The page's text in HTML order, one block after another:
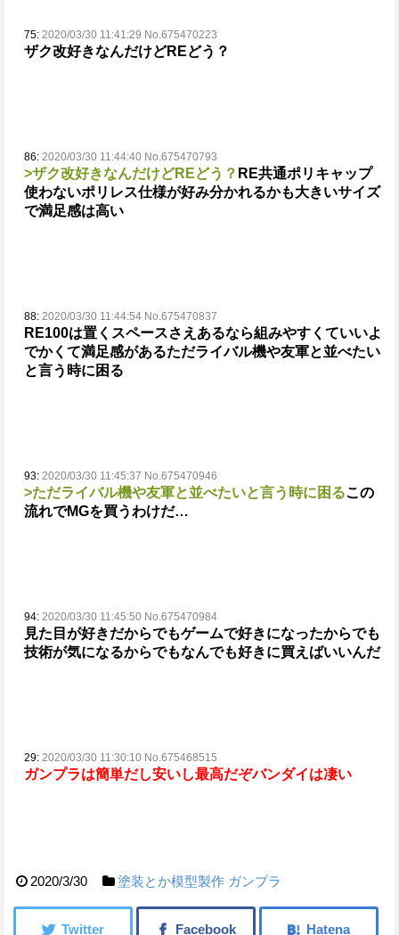
75: 2020/03/30 11:41:29 No.675470223
ザク改好きなんだけどREどう？
86: 2020/03/30 11:44:40 No.675470793
>ザク改好きなんだけどREどう？ RE共通ポリキャップ
使わないポリレス仕様が好み分かれるかも大きいサイズ
で満足感は高い
88: 2020/03/30 11:44:54 No.675470837
RE100は置くスペースさえあるなら組みやすくていいよ
でかくて満足感があるただライバル機や友軍と並べたい
と言う時に困る
93: 2020/03/30 11:45:37 No.675470946
>ただライバル機や友軍と並べたいと言う時に困るこの
流れでMGを買うわけだ…
94: 2020/03/30 11:45:50 No.675470984
見た目が好きだからでもゲームで好きになったからでも
技術が気になるからでもなんでも好きに買えばいいんだ
29: 2020/03/30 11:30:10 No.675468515
ガンプラは簡単だし安いし最高だぞバンダイは凄い
2020/3/30 塗装とか模型製作 ガンプラ